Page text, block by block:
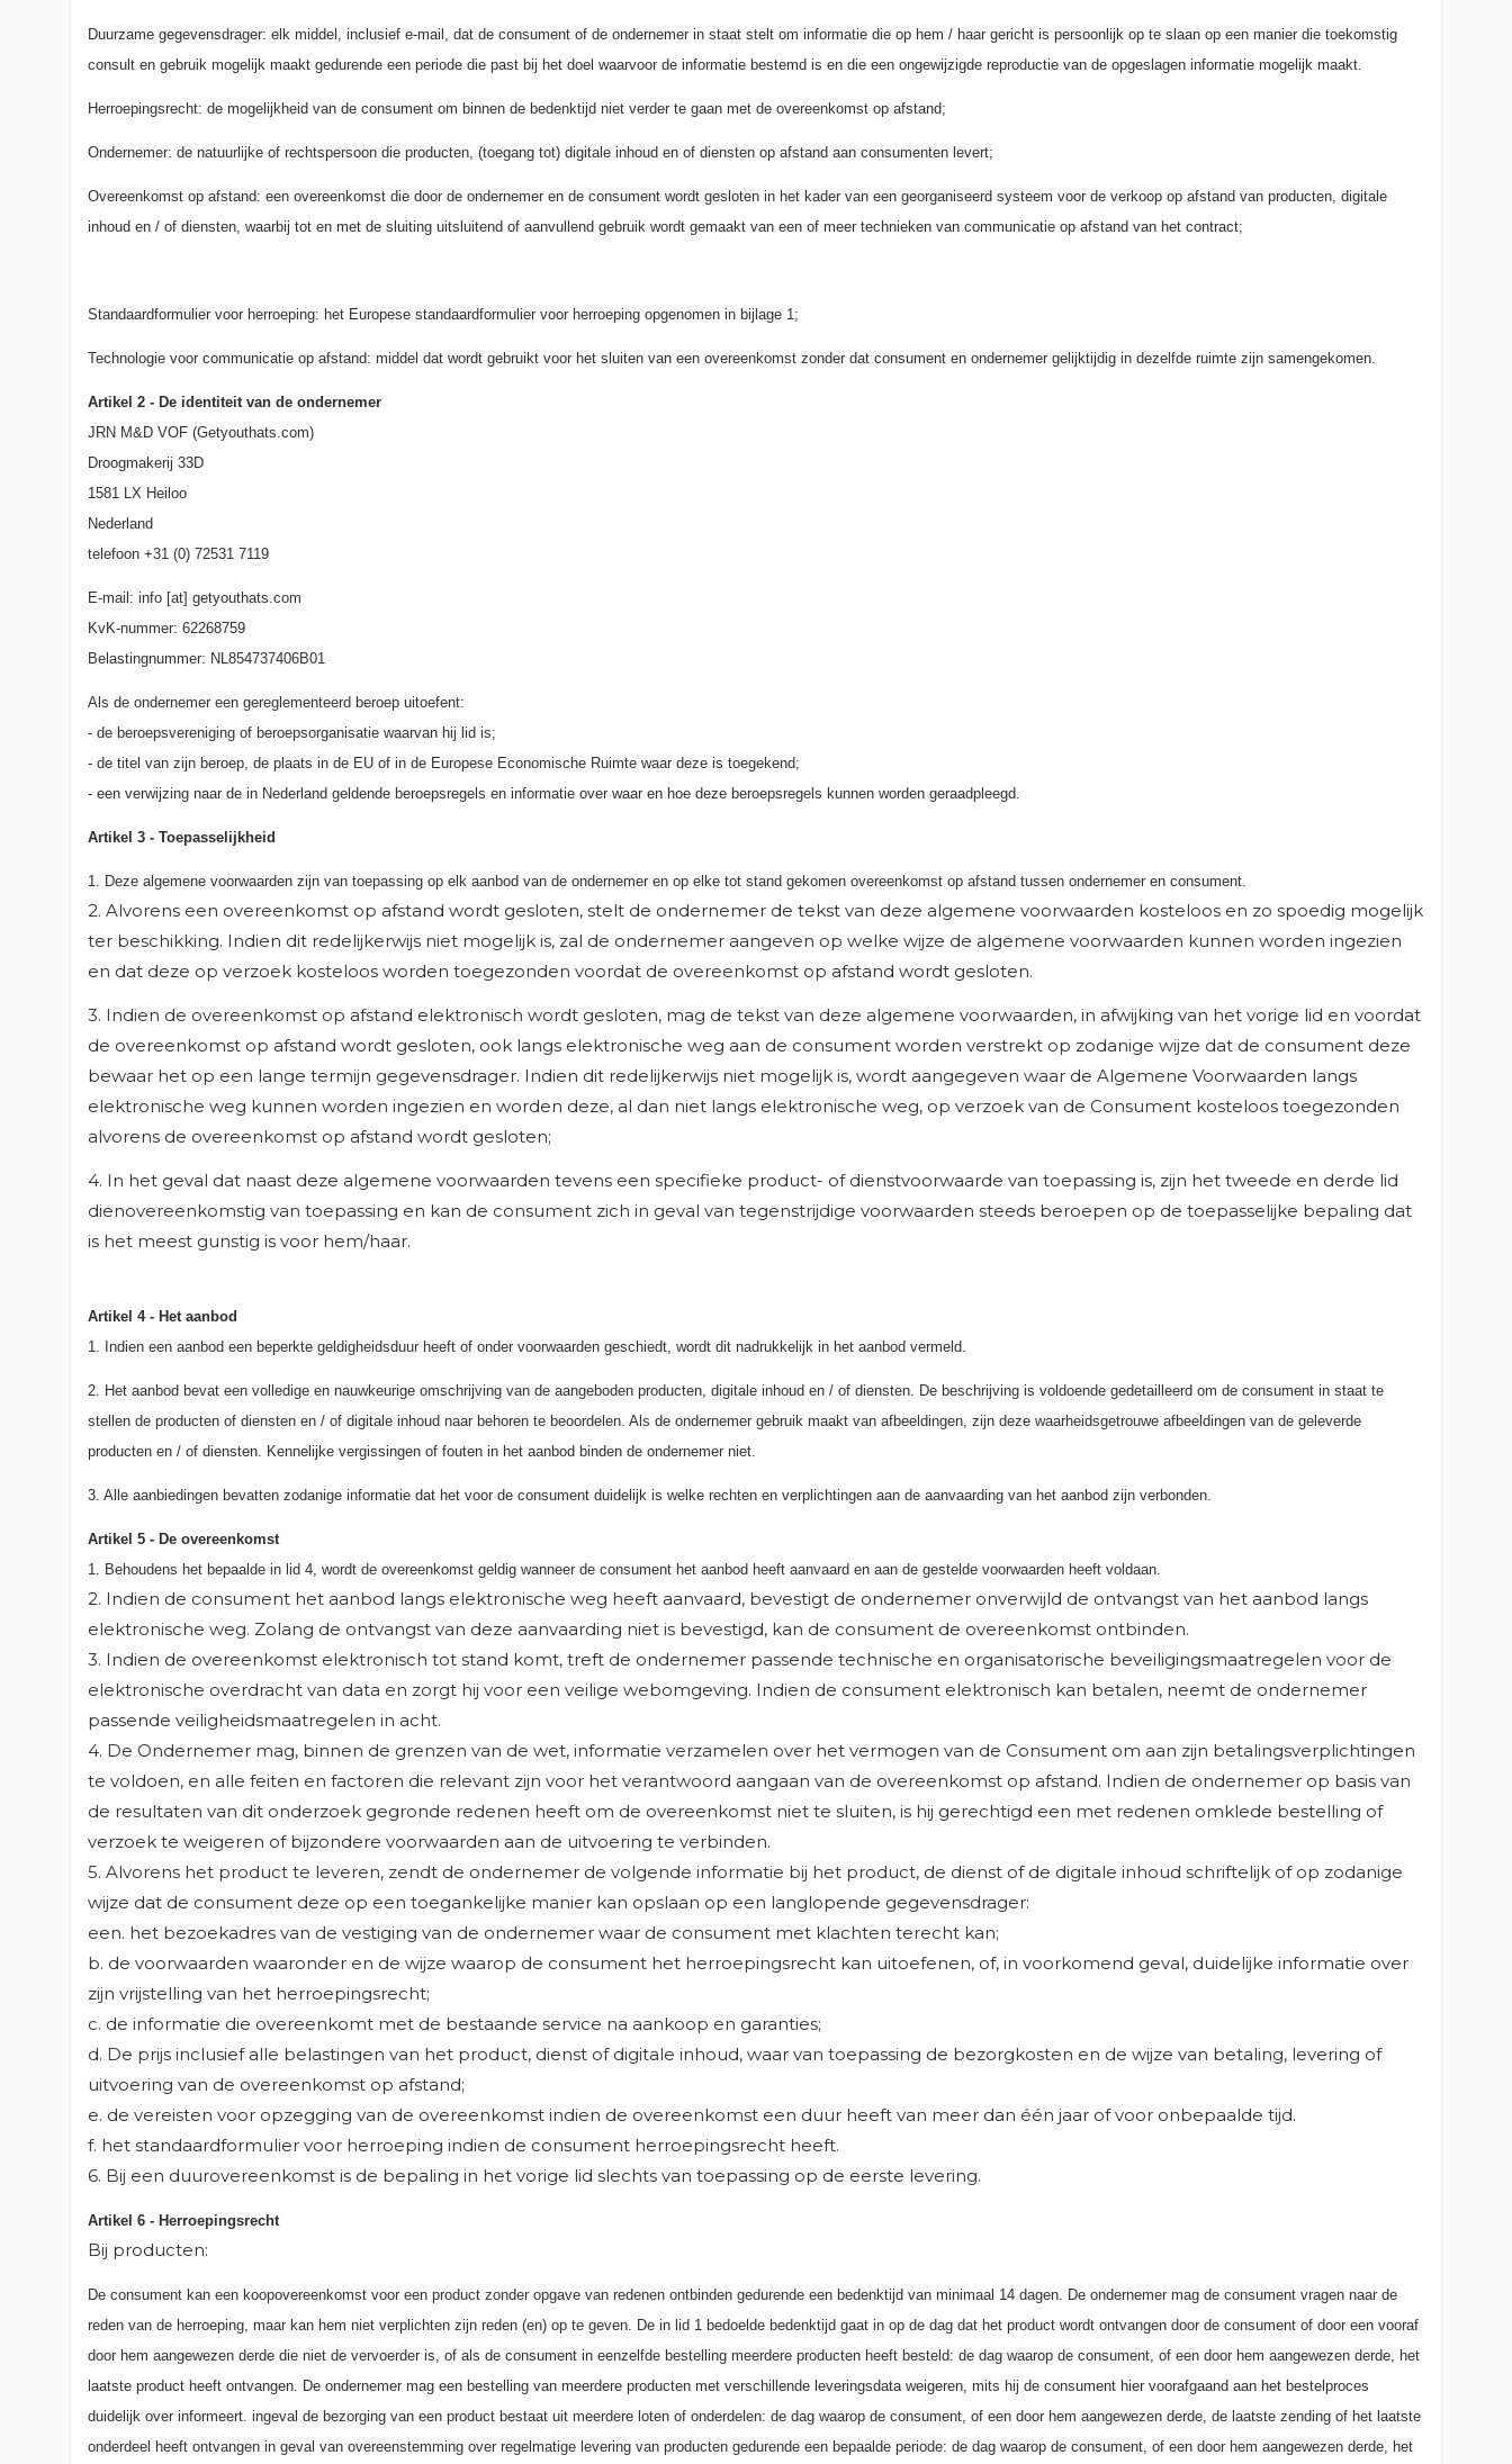
Duurzame gegevensdrager: elk middel, inclusief e-mail, dat de consument of de ondernemer in staat stelt om informatie die op hem / haar gericht is persoonlijk op te slaan op een manier die toekomstig
consult en gebruik mogelijk maakt gedurende een periode die past bij het doel waarvoor de informatie bestemd is en die een ongewijzigde reproductie van de opgeslagen informatie mogelijk maakt.
Herroepingsrecht: de mogelijkheid van de consument om binnen de bedenktijd niet verder te gaan met de overeenkomst op afstand;
Ondernemer: de natuurlijke of rechtspersoon die producten, (toegang tot) digitale inhoud en of diensten op afstand aan consumenten levert;
Overeenkomst op afstand: een overeenkomst die door de ondernemer en de consument wordt gesloten in het kader van een georganiseerd systeem voor de verkoop op afstand van producten, digitale
inhoud en / of diensten, waarbij tot en met de sluiting uitsluitend of aanvullend gebruik wordt gemaakt van een of meer technieken van communicatie op afstand van het contract;
Standaardformulier voor herroeping: het Europese standaardformulier voor herroeping opgenomen in bijlage 1;
Technologie voor communicatie op afstand: middel dat wordt gebruikt voor het sluiten van een overeenkomst zonder dat consument en ondernemer gelijktijdig in dezelfde ruimte zijn samengekomen.
Artikel 2 - De identiteit van de ondernemer
JRN M&D VOF (Getyouthats.com)
Droogmakerij 33D
1581 LX Heiloo
Nederland
telefoon +31 (0) 72531 7119
E-mail: info [at] getyouthats.com
KvK-nummer: 62268759
Belastingnummer: NL854737406B01
Als de ondernemer een gereglementeerd beroep uitoefent:
- de beroepsvereniging of beroepsorganisatie waarvan hij lid is;
- de titel van zijn beroep, de plaats in de EU of in de Europese Economische Ruimte waar deze is toegekend;
- een verwijzing naar de in Nederland geldende beroepsregels en informatie over waar en hoe deze beroepsregels kunnen worden geraadpleegd.
Artikel 3 - Toepasselijkheid
1. Deze algemene voorwaarden zijn van toepassing op elk aanbod van de ondernemer en op elke tot stand gekomen overeenkomst op afstand tussen ondernemer en consument.
2. Alvorens een overeenkomst op afstand wordt gesloten, stelt de ondernemer de tekst van deze algemene voorwaarden kosteloos en zo spoedig mogelijk
ter beschikking. Indien dit redelijkerwijs niet mogelijk is, zal de ondernemer aangeven op welke wijze de algemene voorwaarden kunnen worden ingezien
en dat deze op verzoek kosteloos worden toegezonden voordat de overeenkomst op afstand wordt gesloten.
3. Indien de overeenkomst op afstand elektronisch wordt gesloten, mag de tekst van deze algemene voorwaarden, in afwijking van het vorige lid en voordat
de overeenkomst op afstand wordt gesloten, ook langs elektronische weg aan de consument worden verstrekt op zodanige wijze dat de consument deze
bewaar het op een lange termijn gegevensdrager. Indien dit redelijkerwijs niet mogelijk is, wordt aangegeven waar de Algemene Voorwaarden langs
elektronische weg kunnen worden ingezien en worden deze, al dan niet langs elektronische weg, op verzoek van de Consument kosteloos toegezonden
alvorens de overeenkomst op afstand wordt gesloten;
4. In het geval dat naast deze algemene voorwaarden tevens een specifieke product- of dienstvoorwaarde van toepassing is, zijn het tweede en derde lid
dienovereenkomstig van toepassing en kan de consument zich in geval van tegenstrijdige voorwaarden steeds beroepen op de toepasselijke bepaling dat
is het meest gunstig is voor hem/haar.
Artikel 4 - Het aanbod
1. Indien een aanbod een beperkte geldigheidsduur heeft of onder voorwaarden geschiedt, wordt dit nadrukkelijk in het aanbod vermeld.
2. Het aanbod bevat een volledige en nauwkeurige omschrijving van de aangeboden producten, digitale inhoud en / of diensten. De beschrijving is voldoende gedetailleerd om de consument in staat te
stellen de producten of diensten en / of digitale inhoud naar behoren te beoordelen. Als de ondernemer gebruik maakt van afbeeldingen, zijn deze waarheidsgetrouwe afbeeldingen van de geleverde
producten en / of diensten. Kennelijke vergissingen of fouten in het aanbod binden de ondernemer niet.
3. Alle aanbiedingen bevatten zodanige informatie dat het voor de consument duidelijk is welke rechten en verplichtingen aan de aanvaarding van het aanbod zijn verbonden.
Artikel 5 - De overeenkomst
1. Behoudens het bepaalde in lid 4, wordt de overeenkomst geldig wanneer de consument het aanbod heeft aanvaard en aan de gestelde voorwaarden heeft voldaan.
2. Indien de consument het aanbod langs elektronische weg heeft aanvaard, bevestigt de ondernemer onverwijld de ontvangst van het aanbod langs
elektronische weg. Zolang de ontvangst van deze aanvaarding niet is bevestigd, kan de consument de overeenkomst ontbinden.
3. Indien de overeenkomst elektronisch tot stand komt, treft de ondernemer passende technische en organisatorische beveiligingsmaatregelen voor de
elektronische overdracht van data en zorgt hij voor een veilige webomgeving. Indien de consument elektronisch kan betalen, neemt de ondernemer
passende veiligheidsmaatregelen in acht.
4. De Ondernemer mag, binnen de grenzen van de wet, informatie verzamelen over het vermogen van de Consument om aan zijn betalingsverplichtingen
te voldoen, en alle feiten en factoren die relevant zijn voor het verantwoord aangaan van de overeenkomst op afstand. Indien de ondernemer op basis van
de resultaten van dit onderzoek gegronde redenen heeft om de overeenkomst niet te sluiten, is hij gerechtigd een met redenen omklede bestelling of
verzoek te weigeren of bijzondere voorwaarden aan de uitvoering te verbinden.
5. Alvorens het product te leveren, zendt de ondernemer de volgende informatie bij het product, de dienst of de digitale inhoud schriftelijk of op zodanige
wijze dat de consument deze op een toegankelijke manier kan opslaan op een langlopende gegevensdrager:
een. het bezoekadres van de vestiging van de ondernemer waar de consument met klachten terecht kan;
b. de voorwaarden waaronder en de wijze waarop de consument het herroepingsrecht kan uitoefenen, of, in voorkomend geval, duidelijke informatie over
zijn vrijstelling van het herroepingsrecht;
c. de informatie die overeenkomt met de bestaande service na aankoop en garanties;
d. De prijs inclusief alle belastingen van het product, dienst of digitale inhoud, waar van toepassing de bezorgkosten en de wijze van betaling, levering of
uitvoering van de overeenkomst op afstand;
e. de vereisten voor opzegging van de overeenkomst indien de overeenkomst een duur heeft van meer dan één jaar of voor onbepaalde tijd.
f. het standaardformulier voor herroeping indien de consument herroepingsrecht heeft.
6. Bij een duurovereenkomst is de bepaling in het vorige lid slechts van toepassing op de eerste levering.
Artikel 6 - Herroepingsrecht
Bij producten:
De consument kan een koopovereenkomst voor een product zonder opgave van redenen ontbinden gedurende een bedenktijd van minimaal 14 dagen. De ondernemer mag de consument vragen naar de
reden van de herroeping, maar kan hem niet verplichten zijn reden (en) op te geven. De in lid 1 bedoelde bedenktijd gaat in op de dag dat het product wordt ontvangen door de consument of door een vooraf
door hem aangewezen derde die niet de vervoerder is, of als de consument in eenzelfde bestelling meerdere producten heeft besteld: de dag waarop de consument, of een door hem aangewezen derde, het
laatste product heeft ontvangen. De ondernemer mag een bestelling van meerdere producten met verschillende leveringsdata weigeren, mits hij de consument hier voorafgaand aan het bestelproces
duidelijk over informeert. ingeval de bezorging van een product bestaat uit meerdere loten of onderdelen: de dag waarop de consument, of een door hem aangewezen derde, de laatste zending of het laatste
onderdeel heeft ontvangen in geval van overeenstemming over regelmatige levering van producten gedurende een bepaalde periode: de dag waarop de consument, of een door hem aangewezen derde, het
AAN VERLANGLIJSTJE
add_circle_outlineNIEUWE LIJST MAKEN
((MODALTITLE))
((CONFIRMMESSAGE))
MAAK EEN VERLANGLIJST
VERLANGLIJST NAAM
Annuleren
INLOGGEN
U MOET INGELOGD ZIJN OM PRODUCTEN IN UW VERLANGLIJST
OP TE SLAAN.
Annuleren Inloggen